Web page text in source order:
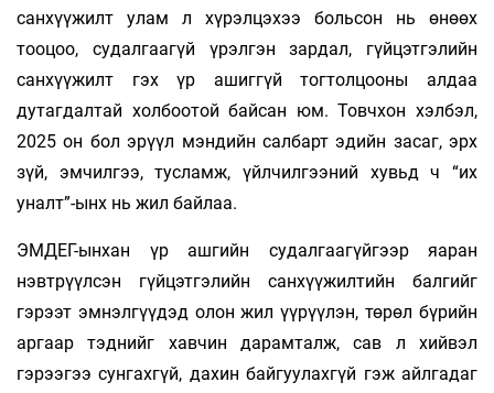
санхүүжилт улам л хүрэлцэхээ больсон нь өнөөх
тооцоо, судалгаагүй үрэлгэн зардал, гүйцэтгэлийн
санхүүжилт гэх үр ашиггүй тогтолцооны алдаа
дутагдалтай холбоотой байсан юм. Товчхон хэлбэл,
2025 он бол эрүүл мэндийн салбарт эдийн засаг, эрх
зүй, эмчилгээ, тусламж, үйлчилгээний хувьд ч “их
уналт”-ынх нь жил байлаа.
ЭМДЕГ-ынхан үр ашгийн судалгаагүйгээр яаран
нэвтрүүлсэн гүйцэтгэлийн санхүүжилтийн балгийг
гэрээт эмнэлгүүдэд олон жил үүрүүлэн, төрөл бүрийн
аргаар тэднийг хавчин дарамталж, сав л хийвэл
гэрээгээ сунгахгүй, дахин байгуулахгүй гэж айлгадаг